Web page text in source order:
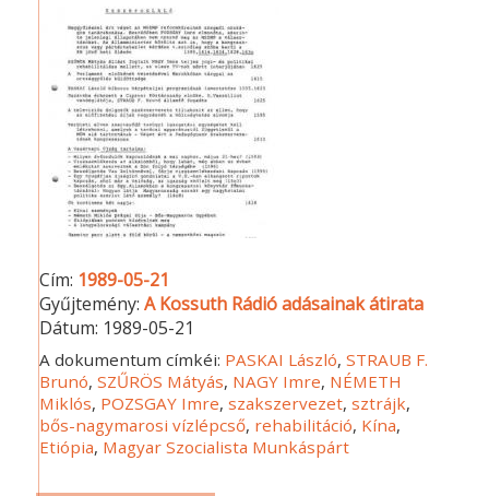
Cím: 1989-05-21
Gyűjtemény:A Kossuth Rádió adásainak átirata
Dátum: 1989-05-21
A dokumentum címkéi: PASKAI László,STRAUB F.
Brunó,SZŰRÖS Mátyás, NAGY Imre, NÉMETH
Miklós, POZSGAY Imre,szakszervezet,sztrájk,
bős-nagymarosi vízlépcső, rehabilitáció, Kína,
Etiópia, Magyar Szocialista Munkáspárt